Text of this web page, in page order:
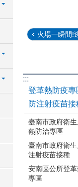
火場一瞬間!
:::
登革熱防疫專
防注射疫苗接
臺南市政府衛
熱防治專區
臺南市政府衛
注射疫苗接種
安南區公所登
專區